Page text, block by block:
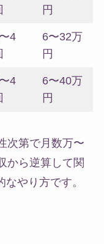
円
4
6〜32万
円
4
6〜40万
円
次第で月数万〜
から逆算して関
やり方です。